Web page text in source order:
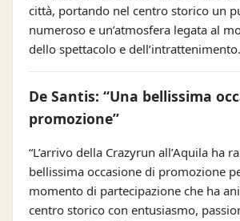
città, portando nel centro storico un
numeroso e un’atmosfera legata al
dello spettacolo e dell’intrattenimento.
De Santis: “Una bellissima
promozione”
“L’arrivo della Crazyrun all’Aquila ha
bellissima occasione di promozione
momento di partecipazione che ha
centro storico con entusiasmo,